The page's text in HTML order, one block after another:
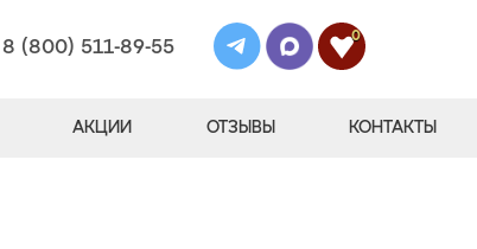
8 (800) 511-89-55
0
АКЦИИ ОТЗЫВЫ КОНТАКТЫ